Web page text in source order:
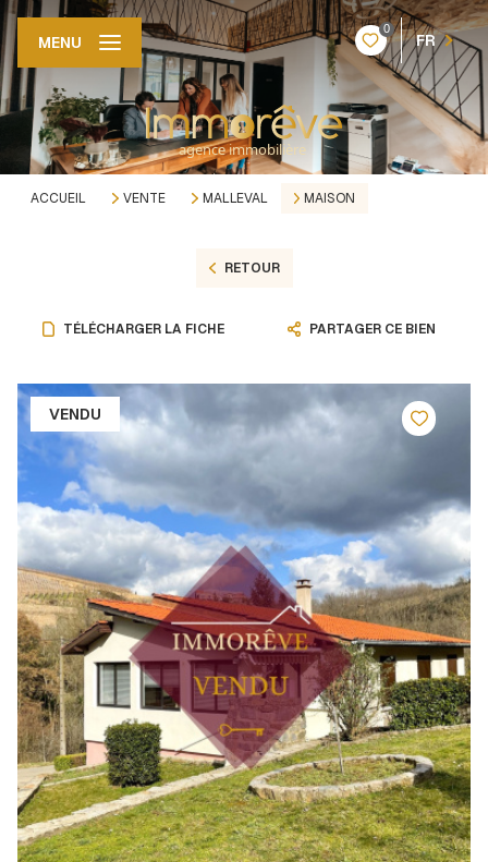
0
FR
MENU
ACCUEIL VENTE MALLEVAL MAISON
RETOUR
TÉLÉCHARGER LA FICHE PARTAGER CE BIEN
VENDU